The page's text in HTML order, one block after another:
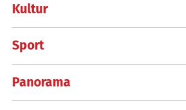
Kultur
Sport
Panorama